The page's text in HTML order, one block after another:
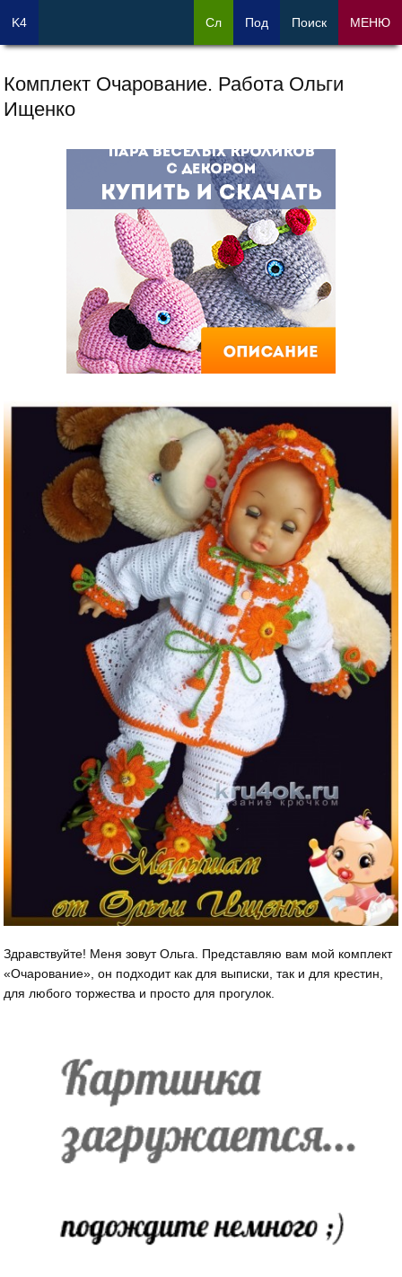
Комплект Очарование. Работа Ольги
Ищенко
Здравствуйте! Меня зовут Ольга. Представляю вам мой комплект
«Очарование», он подходит как для выписки, так и для крестин,
для любого торжества и просто для прогулок.
K4 Сл Под Поиск МЕНЮ